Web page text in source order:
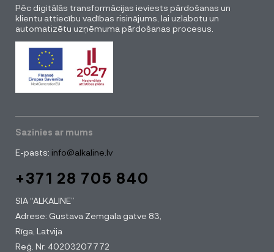
Pēc digitālās transformācijas ieviests pārdošanas un
klientu attiecību vadības risinājums, lai uzlabotu un
automatizētu uzņēmuma pārdošanas procesus.
Sazinies ar mums
E-pasts: info@alkaline.lv
+371 28 705 840
SIA “ALKALINE”
Adrese: Gustava Zemgala gatve 83,
Rīga, Latvija
Reģ. Nr. 40203207772